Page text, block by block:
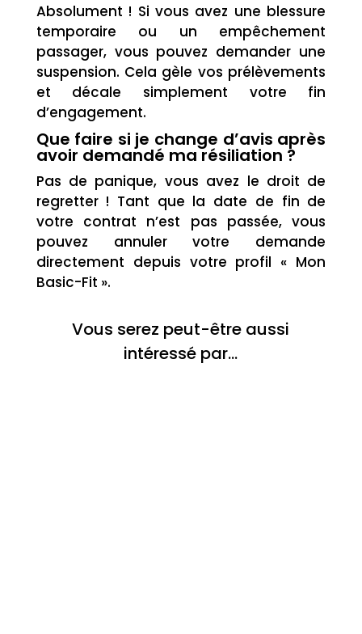
Absolument ! Si vous avez une blessure
temporaire ou un empêchement
passager, vous pouvez demander une
suspension. Cela gèle vos prélèvements
et décale simplement votre fin
d’engagement.
Que faire si je change d’avis après
avoir demandé ma résiliation ?
Pas de panique, vous avez le droit de
regretter ! Tant que la date de fin de
votre contrat n’est pas passée, vous
pouvez annuler votre demande
directement depuis votre profil « Mon
Basic-Fit ».
Vous serez peut-être aussi
intéressé par…